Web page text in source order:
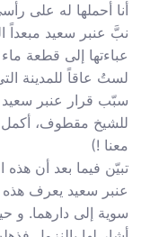
أنا أحملها له على
نبَّ عنبر سعيد مبعداً
عباءتها إلى قطعة ماء
لستُ عاقاً للمدينة
سبّب قرار عنبر سعيد
للشيخ مقطوف، أكمل
معنا !)
تبيّن فيما بعد أن
عنبر سعيد يعرف هذه
سوية إلى دارهما. و